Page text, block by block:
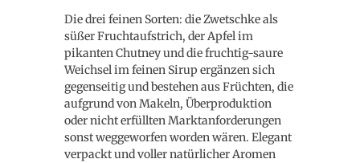
Die drei feinen Sorten: die Zwetschke als
süßer Fruchtaufstrich, der Apfel im
pikanten Chutney und die fruchtig-saure
Weichsel im feinen Sirup ergänzen sich
gegenseitig und bestehen aus Früchten, die
aufgrund von Makeln, Überproduktion
oder nicht erfüllten Marktanforderungen
sonst weggeworfen worden wären. Elegant
verpackt und voller natürlicher Aromen